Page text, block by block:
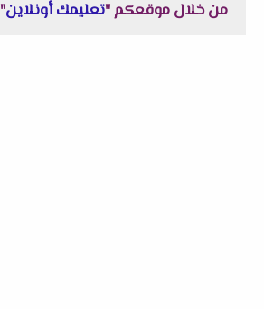
من خلال موقعكم "تعليمك أونلاين"